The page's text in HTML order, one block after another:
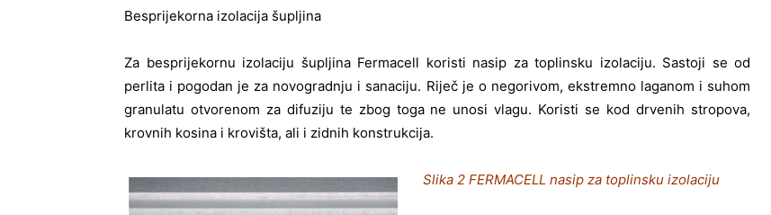
Besprijekorna izolacija šupljina
Za besprijekornu izolaciju šupljina Fermacell koristi nasip za toplinsku izolaciju. Sastoji se od
perlita i pogodan je za novogradnju i sanaciju. Riječ je o negorivom, ekstremno laganom i suhom
granulatu otvorenom za difuziju te zbog toga ne unosi vlagu. Koristi se kod drvenih stropova,
krovnih kosina i krovišta, ali i zidnih konstrukcija.
Slika 2 FERMACELL nasip za toplinsku izolaciju